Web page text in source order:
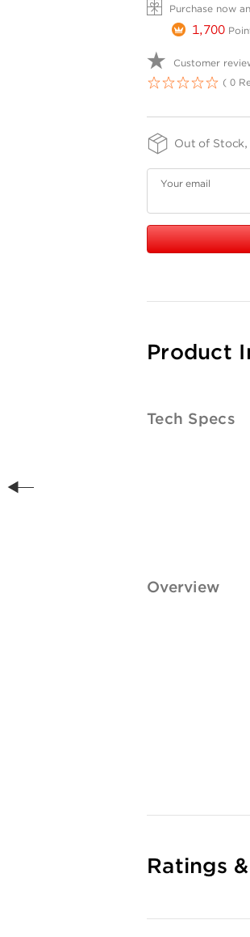
Purchase
1,700
Customer
( 0
Out of
Your email
Product
Tech Specs
Overview
Ratings